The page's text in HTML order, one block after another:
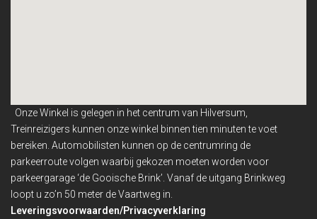
Onze Winkel is gelegen in het centrum van Hilversum,
Treinreizigers kunnen onze winkel binnentien minuten te voet
bereiken. Automobilisten kunnen op de centrumring de
parkeerroute volgen waarbij gekozen moeten worden voor
parkeergarage ‘de Gooische Brink’. Vanaf de uitgang Brinkweg
loopt u zo’n 50 meter de Vaartweg in.
Leveringsvoorwaarden/Privacyverklaring